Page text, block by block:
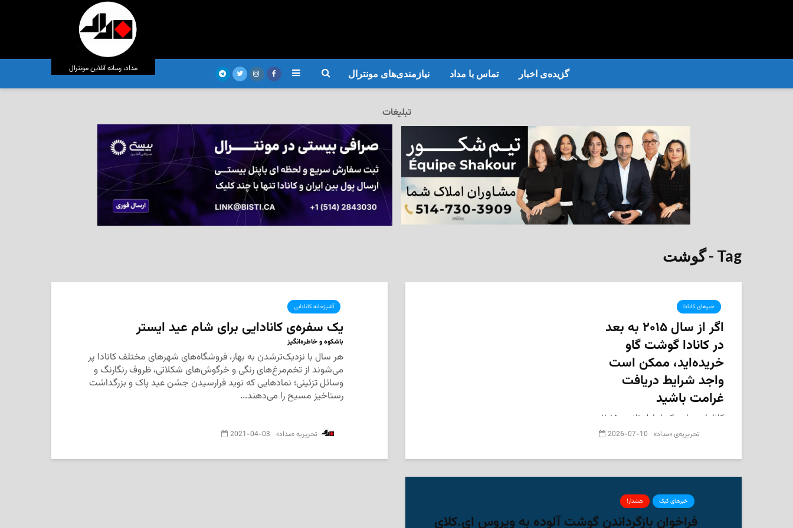
مداد، رسانه آنلاین مونترال گزیده‌ی‌ اخبار تماس با مداد نیازمندی‌های مونترال
تبلیغات
Tag - گوشت
خبرهای کانادا
اگر از سال ۲۰۱۵ به بعد
در کانادا گوشت گاو
خریده‌اید، ممکن است
واجد شرایط دریافت
غرامت باشید
بعد برای مصرف شخصی در
ممکن است در چارچوب یک شکایت
دریافت غرامت شوند. در حال حاضر
نیازی به...
تحریریه‌ی «مداد» 2026-07-10
آشپزخانه کانادایی
یک سفره‌ی کانادایی برای شام عید ایستر
باشکوه و خاطره‌انگیز
هر سال با نزدیک‌ترشدن به بهار، فروشگاه‌های شهرهای مختلف کانادا پر
می‌شوند از تخم‌مرغ‌های رنگی و خرگوش‌های شکلاتی، ظروف رنگارنگ و
وسائل تزئینی؛ نمادهایی که نوید فرارسیدن جشن‌ عید پاک و بزرگداشت
رستاخیز مسیح را می‌دهند...
‌ تحریریه «مداد» 2021-04-03
خبرهای کبک هشدار!
فراخوان بازگرداندن گوشت آلوده به ویروس ای.کلای